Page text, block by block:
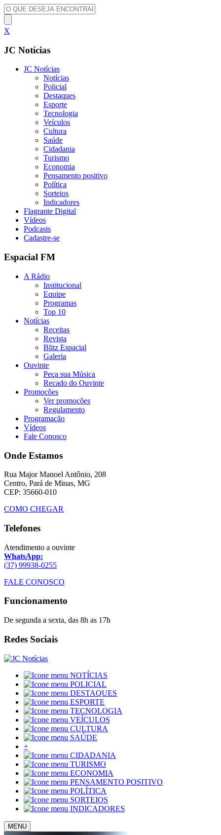
X
JC Notícias
JC Notícias
Notícias
Policial
Destaques
Esporte
Tecnologia
Veículos
Cultura
Saúde
Cidadania
Turismo
Economia
Pensamento positivo
Política
Sorteios
Indicadores
Flagrante Digital
Vídeos
Podcasts
Cadastre-se
Espacial FM
A Rádio
Institucional
Equipe
Programas
Top 10
Notícias
Receitas
Revista
Blitz Espacial
Galeria
Ouvinte
Peça sua Música
Recado do Ouvinte
Promoções
Ver promoções
Regulamento
Programação
Vídeos
Fale Conosco
Onde Estamos
Rua Major Manoel Antônio, 208
Centro, Pará de Minas, MG
CEP: 35660-010
COMO CHEGAR
Telefones
Atendimento a ouvinte
WhatsApp:
(37) 99938-0255
FALE CONOSCO
Funcionamento
De segunda a sexta, das 8h as 17h
Redes Sociais
NOTÍCIAS
POLICIAL
DESTAQUES
ESPORTE
TECNOLOGIA
VEÍCULOS
CULTURA
SAÚDE
+
CIDADANIA
TURISMO
ECONOMIA
PENSAMENTO POSITIVO
POLÍTICA
SORTEIOS
INDICADORES
MENU